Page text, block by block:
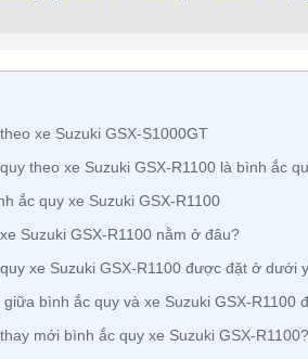
xe Suzuki GSX-S1000GT
theo xe Suzuki GSX-R1100 là bình ắc
ắc quy xe Suzuki GSX-R1100
Suzuki GSX-R1100 nằm ở đâu?
xe Suzuki GSX-R1100 được đặt ở dưới
giữa bình ắc quy và xe Suzuki GSX-R1100
mới bình ắc quy xe Suzuki GSX-R1100?